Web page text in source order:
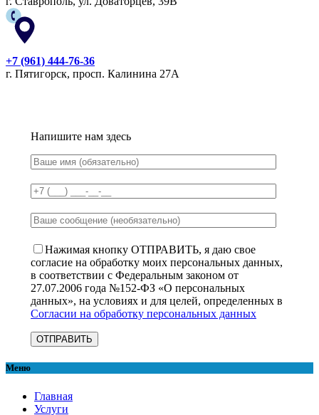
+7 (961) 444-76-36
г. Пятигорск, просп. Калинина 27А
Напишите нам здесь
Нажимая кнопку ОТПРАВИТЬ, я даю свое
согласие на обработку моих персональных данных,
в соответствии с Федеральным законом от
27.07.2006 года №152-ФЗ «О персональных
данных», на условиях и для целей, определенных в
Согласии на обработку персональных данных
Меню
Главная
Услуги